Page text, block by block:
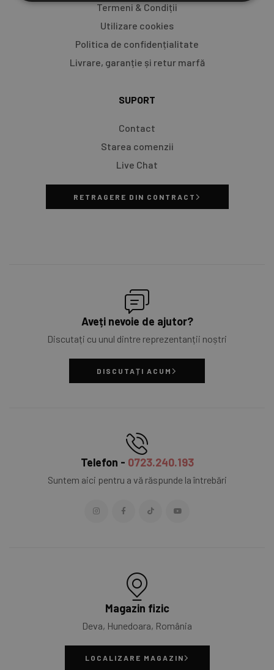
Termeni & Condiții
Utilizare cookies
Politica de confidențialitate
Livrare, garanție și retur marfă​
SUPORT
Contact
Starea comenzii
Live Chat
RETRAGERE DIN CONTRACT
Aveți nevoie de ajutor?
Discutați cu unul dintre reprezentanții noștri
DISCUTAȚI ACUM
Telefon - 0723.240.193
Suntem aici pentru a vă răspunde la întrebări
Magazin fizic
Deva, Hunedoara, România
LOCALIZARE MAGAZIN